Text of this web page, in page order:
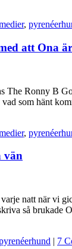
,
att Ona
The Ronny B
som hänt
,
vän
natt när vi
så brukade
| 7